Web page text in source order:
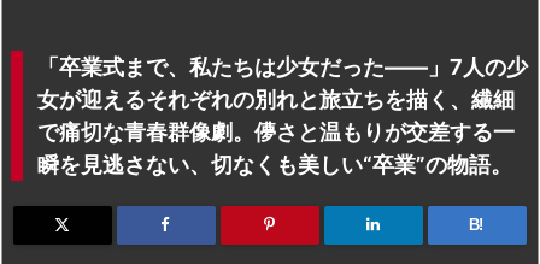
「卒業式まで、私たちは少女だった――」7人の少
女が迎えるそれぞれの別れと旅立ちを描く、繊細
で痛切な青春群像劇。儚さと温もりが交差する一
瞬を見逃さない、切なくも美しい“卒業”の物語。
B!